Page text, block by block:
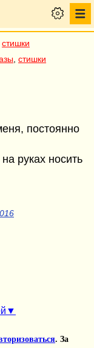
стишки
стишки
постоянно
руках носить
. За